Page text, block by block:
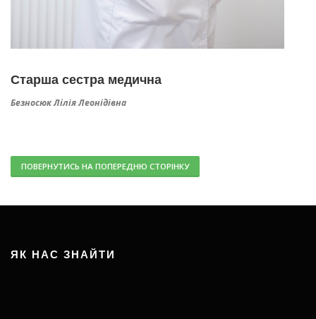
Старша сестра медична
Безносюк ЛіліяЛеонідівна
ПОВЕРНУТИСЬ НА ПОПЕРЕДНЮ СТОРІНКУ
ЯК НАС ЗНАЙТИ